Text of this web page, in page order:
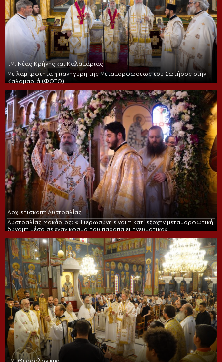
Ι.Μ. Νέας Κρήνης και Καλαμαριάς
Με λαμπρότητα η πανήγυρη της Μεταμορφώσεως του Σωτήρος στην
Καλαμαριά (ΦΩΤΟ)
Αρχιεπισκοπή Αυστραλίας
Αυστραλίας Μακάριος: «Η ιερωσύνη είναι η κατ’ εξοχήν μεταμορφωτική
δύναμη μέσα σε έναν κόσμο που παραπαίει πνευματικά»
Ι.Μ. Θεσσαλονίκης